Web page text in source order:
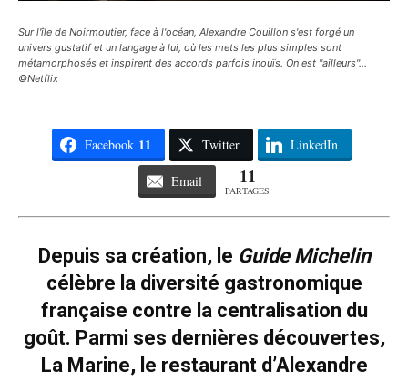
Sur l'île de Noirmoutier, face à l'océan, Alexandre Couillon s'est forgé un
univers gustatif et un langage à lui, où les mets les plus simples sont
métamorphosés et inspirent des accords parfois inouïs. On est "ailleurs"...
©Netflix
Facebook 11 Twitter LinkedIn
Email 11
PARTAGES
Depuis sa création, le Guide Michelin
célèbre la diversité gastronomique
française contre la centralisation du
goût. Parmi ses dernières découvertes,
La Marine, le restaurant d’Alexandre